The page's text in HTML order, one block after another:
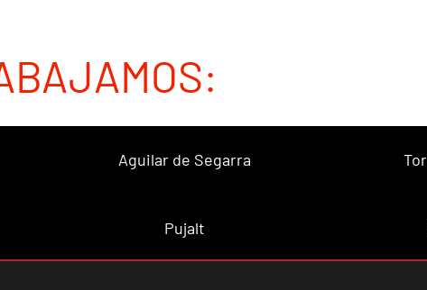
Aguilar de Segarra
Pujalt